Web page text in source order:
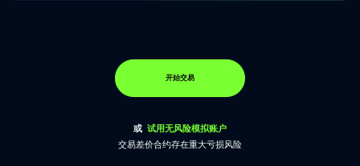
开始交易
或 试用无风险模拟账户
交易差价合约存在重大亏损风险